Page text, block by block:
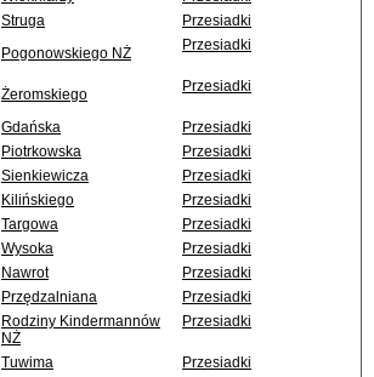
Struga
Przesiadki
Pogonowskiego NŻ Przesiadki
Żeromskiego Przesiadki
Gdańska
Przesiadki
Piotrkowska
Przesiadki
Sienkiewicza
Przesiadki
Kilińskiego
Przesiadki
Targowa
Przesiadki
Wysoka
Przesiadki
Nawrot
Przesiadki
Przędzalniana
Przesiadki
Rodziny Kindermannów
NŻ
Przesiadki
Tuwima
Przesiadki